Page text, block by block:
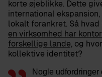
korte øjeblikke. Dette
international
lokalt forankret. Så
en virksomhed har
forskellige lande, og
kollektive identitet?
Nogle udfordringer